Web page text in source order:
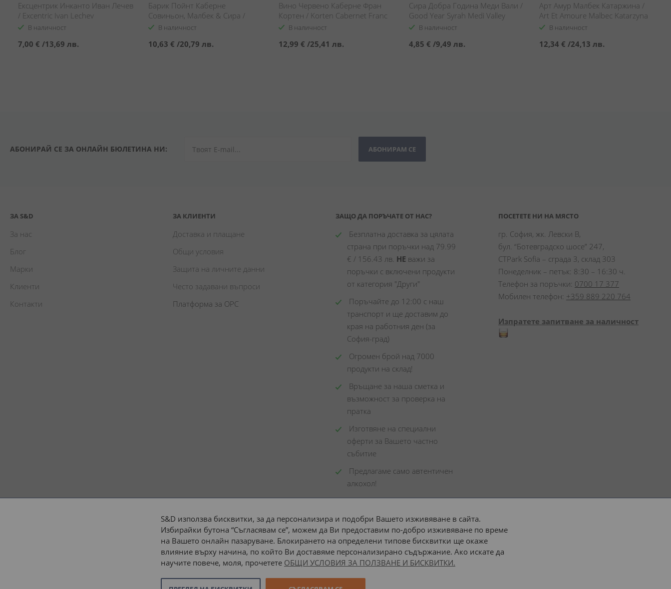
Ексцентрик Инканто Иван Лечев
/ Excentric Ivan Lechev
В наличност
7,00 € /13,69 лв.
Барик Пойнт Каберне
Совиньон, Малбек & Сира /
Barrique Point Cabernet
В наличност
10,63 € /20,79 лв.
Вино Червено Каберне Фран
Кортен / Korten Cabernet Franc
Single Vineyard
В наличност
12,99 € /25,41 лв.
Сира Добра Година Меди Вали /
Good Year Syrah Medi Valley
В наличност
4,85 € /9,49 лв.
Арт Амур Малбек Катаржина /
Art Et Amoure Malbec Katarzyna
В наличност
12,34 € /24,13 лв.
АБОНИРАЙ СЕ ЗА ОНЛАЙН БЮЛЕТИНА НИ: АБОНИРАМ СЕ
ЗА S&D
За нас
Блог
Марки
Клиенти
Контакти
ЗА КЛИЕНТИ
Доставка и плащане
Общи условия
Защита на личните данни
Често задавани въпроси
Платформа за ОРС
ЗАЩО ДА ПОРЪЧАТЕ ОТ НАС?
Безплатна доставка за цялата
страна при поръчки над 79.99
€ / 156.43 лв. НЕ важи за
поръчки с включени продукти
от категория "Други"
Поръчайте до 12:00 с наш
транспорт и ще доставим до
края на работния ден (за
София-град)
Огромен брой над 7000
продукти на склад!
Връщане за наша сметка и
възможност за проверка на
пратка
Изготвяне на специални
оферти за Вашето частно
събитие
Предлагаме само автентичен
алкохол!
ПОСЕТЕТЕ НИ НА МЯСТО
гр. София, жк. Левски В,
бул. “Ботевградско шосе” 247,
CTPark Sofia – сграда 3, склад 303
Понеделник – петък: 8:30 – 16:30 ч.
Телефон за поръчки: 0700 17 377
Мобилен телефон: +359 889 220 764
Изпратете запитване за наличност
Доставка до адрес с: или наш транспорт
S&D използва бисквитки, за да персонализира и подобри Вашето изживяване в сайта.
Избирайки бутона “Съгласявам се”, можем да Ви предоставим по-добро изживяване по време
на Вашето онлайн пазаруване. Блокирането на определени типове бисквитки ще окаже
влияние върху начина, по който Ви доставяме персонализирано съдържание. Ако искате да
научите повече, моля, прочетете ОБЩИ УСЛОВИЯ ЗА ПОЛЗВАНЕ И БИСКВИТКИ.